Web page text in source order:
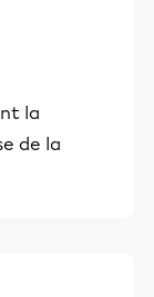
la
de la